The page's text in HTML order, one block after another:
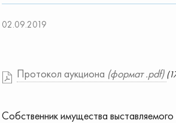
02.09.2019
Протокол аукциона (формат .pdf)
Собственник имущества